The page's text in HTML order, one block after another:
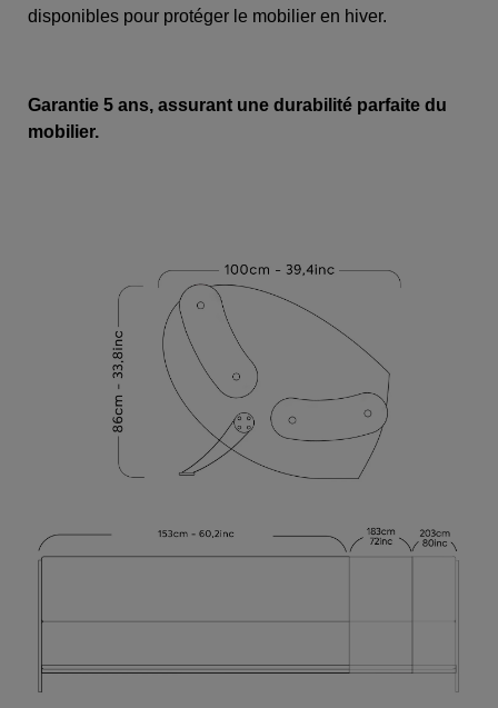
disponibles pour protéger le mobilier en hiver.
Garantie 5 ans, assurant une durabilité parfaite du
mobilier.